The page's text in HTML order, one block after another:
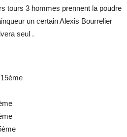
tours 3 hommes prennent la poudre
un certain Alexis Bourrelier
seul .